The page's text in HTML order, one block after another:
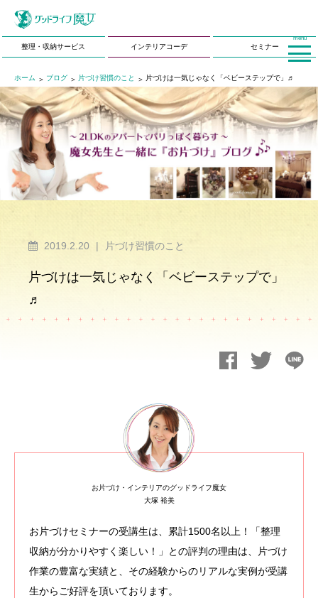
整理・収納サービス インテリアコーデ セミナー
ホーム ブログ 片づけ習慣のこと 片づけは一気じゃなく「ベビーステップで」♬
2019.2.20 | 片づけ習慣のこと
片づけは一気じゃなく「ベビーステップで」
♬
お片づけ・インテリアのグッドライフ魔女
大塚 裕美
お片づけセミナーの受講生は、累計1500名以上！「整理
収納が分かりやすく楽しい！」との評判の理由は、片づけ
作業の豊富な実績と、その経験からのリアルな実例が受講
生からご好評を頂いております。
menu